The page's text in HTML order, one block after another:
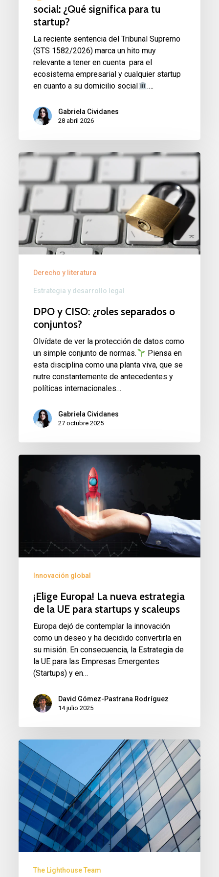
social: ¿Qué significa para tu
startup?
La reciente sentencia del Tribunal Supremo
(STS 1582/2026) marca un hito muy
relevante a tener en cuenta para el
ecosistema empresarial y cualquier startup
en cuanto a su domicilio social
.…
Gabriela Cividanes
28 abril 2026
DPO
CISO:
¿roles
separados
o
conjuntos?
Derecho y literatura
Estrategia y desarrollo legal
DPO y CISO: ¿roles separados o
conjuntos?
Olvídate de ver la protección de datos como
un simple conjunto de normas.
Piensa en
esta disciplina como una planta viva, que se
nutre constantemente de antecedentes y
políticas internacionales…
Gabriela Cividanes
27 octubre 2025
la
startups
scaleups
Innovación global
¡Elige Europa! La nueva estrategia
de la UE para startups y scaleups
Europa dejó de contemplar la innovación
como un deseo y ha decidido convertirla en
su misión. En consecuencia, la Estrategia de
la UE para las Empresas Emergentes
(Startups) y en…
David Gómez-Pastrana Rodríguez
14 julio 2025
Actualidades
Fareras
Subvenciones
de
Contratación
de
The Lighthouse Team